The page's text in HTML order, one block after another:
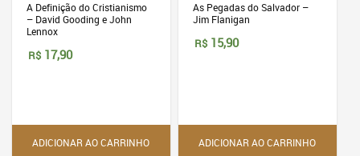
A Definição do Cristianismo
– David Gooding e John
Lennox
R$ 17,90
ADICIONAR AO CARRINHO
As Pegadas do Salvador –
Jim Flanigan
R$ 15,90
ADICIONAR AO CARRINHO